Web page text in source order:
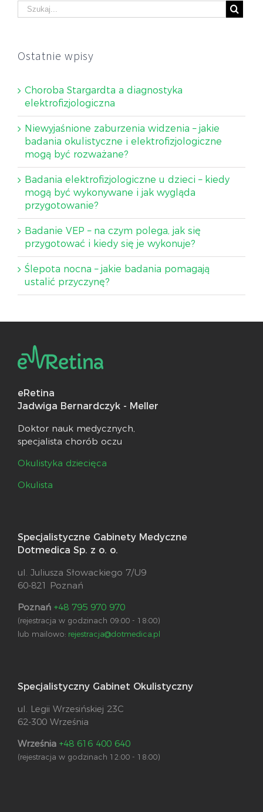
Ostatnie wpisy
Choroba Stargardta a diagnostyka
elektrofizjologiczna
Niewyjaśnione zaburzenia widzenia – jakie
badania okulistyczne i elektrofizjologiczne
mogą być rozważane?
Badania elektrofizjologiczne u dzieci – kiedy
mogą być wykonywane i jak wygląda
przygotowanie?
Badanie VEP – na czym polega, jak się
przygotować i kiedy się je wykonuje?
Ślepota nocna – jakie badania pomagają
ustalić przyczynę?
eRetina
Jadwiga Bernardczyk - Meller
Doktor nauk medycznych,
specjalista chorób oczu
Okulistyka dziecięca
Okulista
Specjalistyczne Gabinety Medyczne
Dotmedica Sp. z o. o.
ul. Juliusza Słowackiego 7/U9
60-821 Poznań
Poznań +48 795 970 970
(rejestracja w godzinach 09:00 - 18:00)
lub mailowo: rejestracja@dotmedica.pl
Specjalistyczny Gabinet Okulistyczny
ul. Legii Wrzesińskiej 23C
62-300 Września
Września +48 616 400 640
(rejestracja w godzinach 12:00 - 18:00)